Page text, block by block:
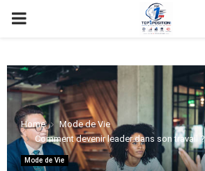
PRIMARY
Home
Mode de Vie
Comment devenir leader dans son travail ?
Mode de Vie